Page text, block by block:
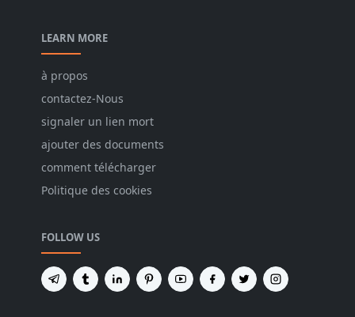
LEARN MORE
à propos
contactez-Nous
signaler un lien mort
ajouter des documents
comment télécharger
Politique des cookies
FOLLOW US